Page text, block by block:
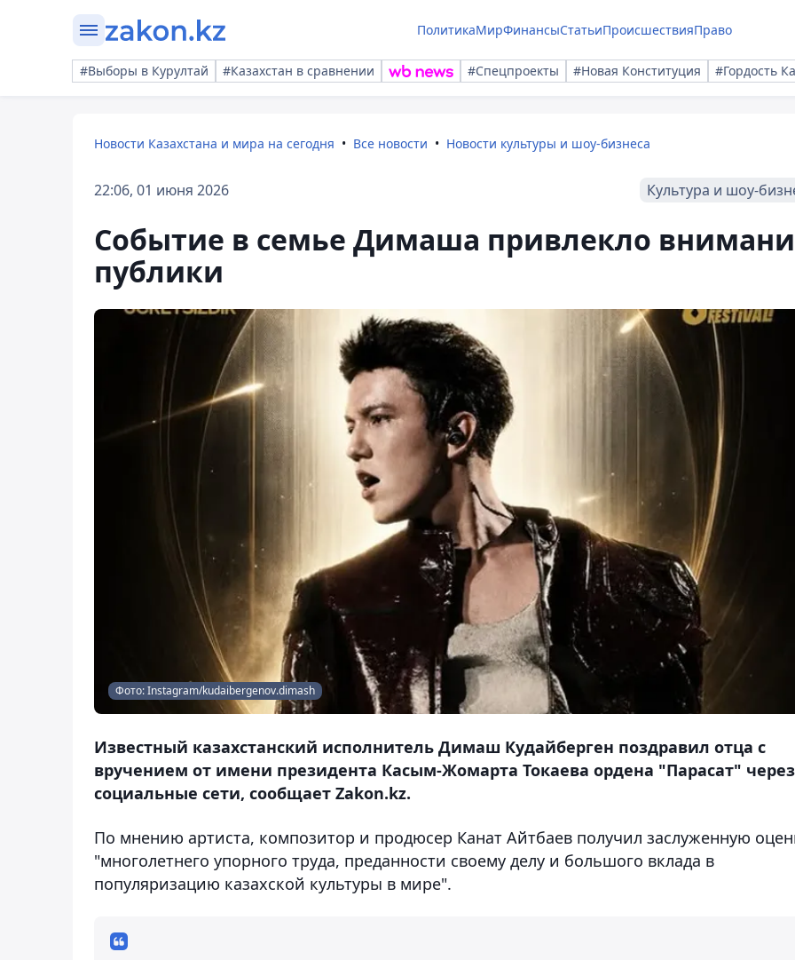
ПолитикаМирФинансыСтатьиПроисшествияПраво
#Выборы в Курултай #Казахстан в сравнении #Спецпроекты #Новая Конституция #Гордость
Новости Казахстана и мира на сегодня Все новости Новости культуры и шоу-бизнеса
22:06, 01 июня 2026 Культура и шоу-
Событие в семье Димаша привлекло
публики
Фото: Instagram/kudaibergenov.dimash
Известный казахстанский исполнитель Димаш Кудайберген поздравил отца с
вручением от имени президента Касым-Жомарта Токаева ордена "Парасат" через
социальные сети, сообщает Zakon.kz.
По мнению артиста, композитор и продюсер Канат Айтбаев получил заслуженную
"многолетнего упорного труда, преданности своему делу и большого вклада в
популяризацию казахской культуры в мире".